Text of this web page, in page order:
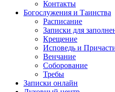
Контакты
Богослужения и Таинства
Расписание
Записки для
Крещение
Исповедь и
Венчание
Соборование
Требы
Записки онлайн